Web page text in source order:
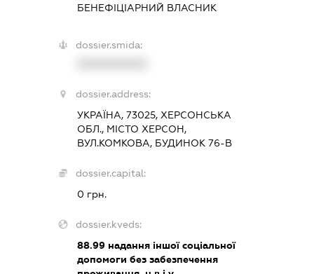
БЕНЕФІЦІАРНИЙ ВЛАСНИК
dossier.smida:
dossier.address:
УКРАЇНА, 73025, ХЕРСОНСЬКА
ОБЛ., МІСТО ХЕРСОН,
ВУЛ.КОМКОВА, БУДИНОК 76-В
dossier.capital:
0 грн.
dossier.kveds:
88.99надання іншої соціальної
допомоги без забезпечення